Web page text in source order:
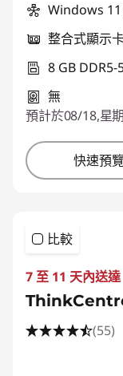
Windows
整合式顯示
8 GB
無
預計於08/18,星
快速預
比較
7 至 11 天內送達
(55)